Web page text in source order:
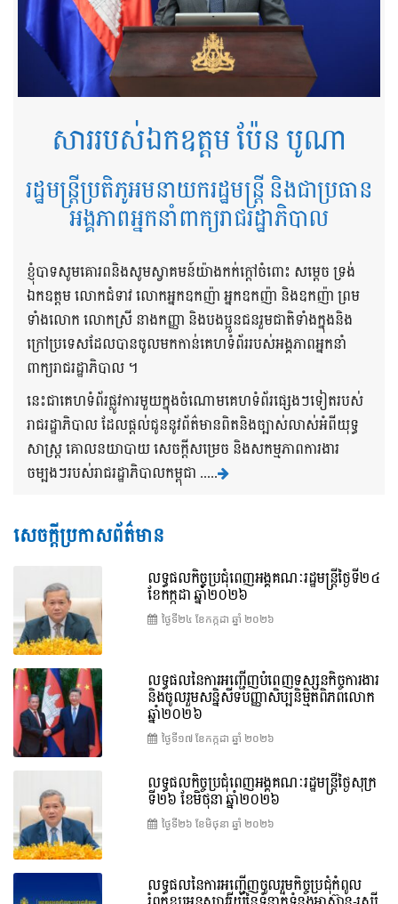
សាររបស់ឯកឧត្តម ប៉ែន បូណា
រដ្ឋមន្ត្រីប្រតិភូអមនាយករដ្ឋមន្ត្រី និងជាប្រធាន
អង្គភាពអ្នកនាំពាក្យរាជរដ្ឋាភិបាល
ខ្ញុំបាទសូមគោរពនិងសូមស្វាគមន៍យ៉ាងកក់ក្តៅចំពោះ សម្តេច ទ្រង់
ឯកឧត្តម លោកជំទាវ លោកអ្នកឧកញ៉ា អ្នកឧកញ៉ា និងឧកញ៉ា ព្រម
ទាំងលោក លោកស្រី នាងកញ្ញា និងបងប្អូនជនរួមជាតិទាំងក្នុងនិង
ក្រៅប្រទេសដែលបានចូលមកកាន់គេហទំព័ររបស់អង្គភាពអ្នកនាំ
ពាក្យរាជរដ្ឋាភិបាល ។
នេះជាគេហទំព័រផ្លូវការមួយក្នុងចំណោមគេហទំព័រផ្សេងៗទៀតរបស់
រាជរដ្ឋាភិបាល ដែលផ្តល់ជូននូវព័ត៌មានពិតនិងច្បាស់លាស់អំពីយុទ្ធ
សាស្រ្ត គោលនយាបាយ សេចក្តីសម្រេច និងសកម្មភាពការងារ
ចម្បងៗរបស់រាជរដ្ឋាភិបាលកម្ពុជា .....
សេចក្តីប្រកាសព័ត៌មាន
លទ្ធផលកិច្ចប្រជុំពេញអង្គគណៈរដ្ឋមន្រ្តីថ្ងៃទី២៤
ខែកក្កដា ឆ្នាំ២០២៦
ថ្ងៃទី២៤ ខែ​កក្កដា ឆ្នាំ ២០២៦
លទ្ធផលនៃការអញ្ជើញបំពេញទស្សនកិច្ចការងារ
និងចូលរួមសន្និសីទបញ្ញាសិប្បនិម្មិតពិភពលោក
ឆ្នាំ២០២៦
ថ្ងៃទី១៧ ខែ​កក្កដា ឆ្នាំ ២០២៦
លទ្ធផលកិច្ចប្រជុំពេញអង្គគណៈរដ្ឋមន្រ្តីថ្ងៃសុក្រ
ទី២៦ ខែមិថុនា ឆ្នាំ២០២៦
ថ្ងៃទី២៦ ខែ​មិថុនា ឆ្នាំ ២០២៦
លទ្ធផលនៃការអញ្ជើញចូលរួមកិច្ចប្រជុំកំពូល